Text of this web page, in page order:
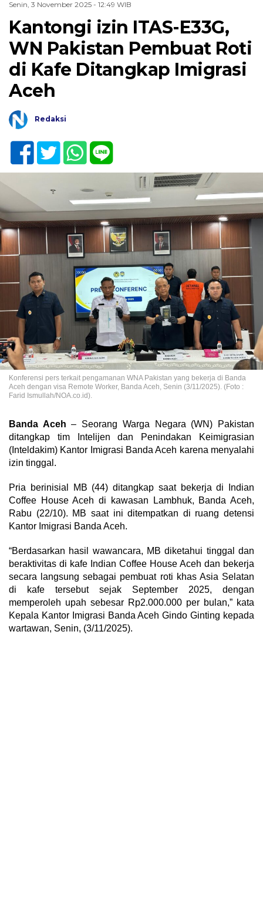
Senin, 3 November 2025 - 12:49 WIB
Kantongi izin ITAS-E33G,
WN Pakistan Pembuat Roti
di Kafe Ditangkap Imigrasi
Aceh
Redaksi
Konferensi pers terkait pengamanan WNA Pakistan yang bekerja di Banda
Aceh dengan visa Remote Worker, Banda Aceh, Senin (3/11/2025). (Foto :
Farid Ismullah/NOA.co.id).
Banda Aceh – Seorang Warga Negara (WN) Pakistan
ditangkap tim Intelijen dan Penindakan Keimigrasian
(Inteldakim) Kantor Imigrasi Banda Aceh karena menyalahi
izin tinggal.
Pria berinisial MB (44) ditangkap saat bekerja di Indian
Coffee House Aceh di kawasan Lambhuk, Banda Aceh,
Rabu (22/10). MB saat ini ditempatkan di ruang detensi
Kantor Imigrasi Banda Aceh.
“Berdasarkan hasil wawancara, MB diketahui tinggal dan
beraktivitas di kafe Indian Coffee House Aceh dan bekerja
secara langsung sebagai pembuat roti khas Asia Selatan
di kafe tersebut sejak September 2025, dengan
memperoleh upah sebesar Rp2.000.000 per bulan,” kata
Kepala Kantor Imigrasi Banda Aceh Gindo Ginting kepada
wartawan, Senin, (3/11/2025).